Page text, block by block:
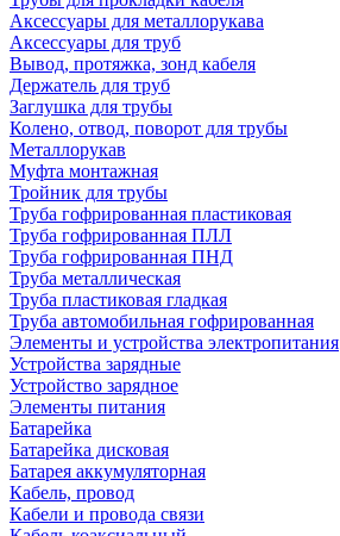
Аксессуары для металлорукава
Аксессуары для труб
Вывод, протяжка, зонд кабеля
Держатель для труб
Заглушка для трубы
Колено, отвод, поворот для трубы
Металлорукав
Муфта монтажная
Тройник для трубы
Труба гофрированная пластиковая
Труба гофрированная ПЛЛ
Труба гофрированная ПНД
Труба металлическая
Труба пластиковая гладкая
Труба автомобильная гофрированная
Элементы и устройства электропитания
Устройства зарядные
Устройство зарядное
Элементы питания
Батарейка
Батарейка дисковая
Батарея аккумуляторная
Кабель, провод
Кабели и провода связи